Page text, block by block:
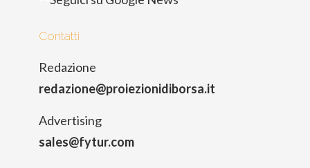
Contatti
Redazione
redazione@proiezionidiborsa.it
Advertising
sales@fytur.com